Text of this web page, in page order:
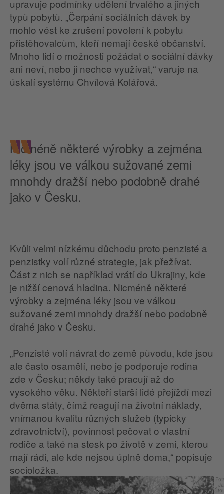
upravuje podmínky udělení trvalého a jiných
typů pobytů. „Čerpání sociálních dávek by
mohlo vést ke zrušení povolení k pobytu
přistěhovalcům, kteří nemají české občanství.
Mnoho lidí o možnosti požádat o sociální dávky
ani neví, nebo ji nechce využívat,“ varuje na
úskalí systému Chvílová Kolářová.
Nicméně některé výrobky a zejména
léky jsou ve válkou sužované zemi
mnohdy dražší nebo podobně drahé
jako v Česku.
Kvůli velmi nízkému důchodu proto penzisté a
penzistky volí různé strategie, jak přežívat.
Část z nich se například vrátí do Ukrajiny, kde
je nižší cenová hladina. Nicméně některé
výrobky a zejména léky jsou ve válkou
sužované zemi mnohdy dražší nebo podobně
drahé jako v Česku.
„Penzisté volí návrat do země původu, kde jsou
ale často osamělí, nebo je podporuje rodina
zde v Česku; někdy také pracují až do
vysokého věku. Někteří starší lidé přejíždí mezi
dvěma státy, čímž reagují na životní náklady,
vnímanou kvalitu různých služeb (typicky
zdravotnictví), povinnost pečovat o vlastní
rodiče a také na stesk po životě v zemi, kterou
mají rádi, ale kde nejsou úplně doma,“ popisuje
socioložka.